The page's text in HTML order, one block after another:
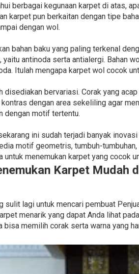
berbagai kegunaan karpet di atas,
karpet pun berkaitan dengan tipe
dengan wol.
bahan baku yang paling terkenal
yaitu antinoda serta antialergi. Bahan
Itulah mengapa karpet wol cocok
disediakan bervariasi. Corak yang
dengan area sekeliling agar
dengan motif tertentu.
ini sudah terjadi banyak
motif geometris, tumbuh-
untuk menemukan karpet yang cocok
Karpet Mudah
sulit lagi untuk mencari pembuat
menarik yang dapat Anda lihat
bisa memilih corak serta warna yang